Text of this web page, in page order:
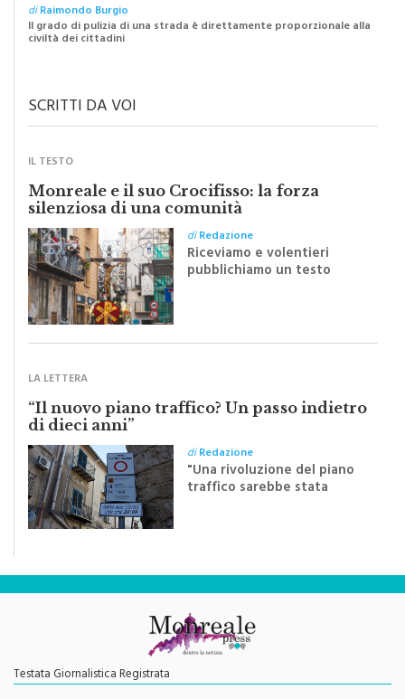
diRaimondo Burgio
Il grado di pulizia di una strada è direttamente proporzionale alla
civiltà dei cittadini
SCRITTI DA VOI
IL TESTO
Monreale e il suo Crocifisso: la forza
silenziosa di una comunità
diRedazione
Riceviamo e volentieri
pubblichiamo un testo
Festa del Santissimo
LA LETTERA
“Il nuovo piano traffico? Un passo indietro
di dieci anni”
diRedazione
"Una rivoluzione del piano
traffico sarebbe stata
Testata Giornalistica Registrata